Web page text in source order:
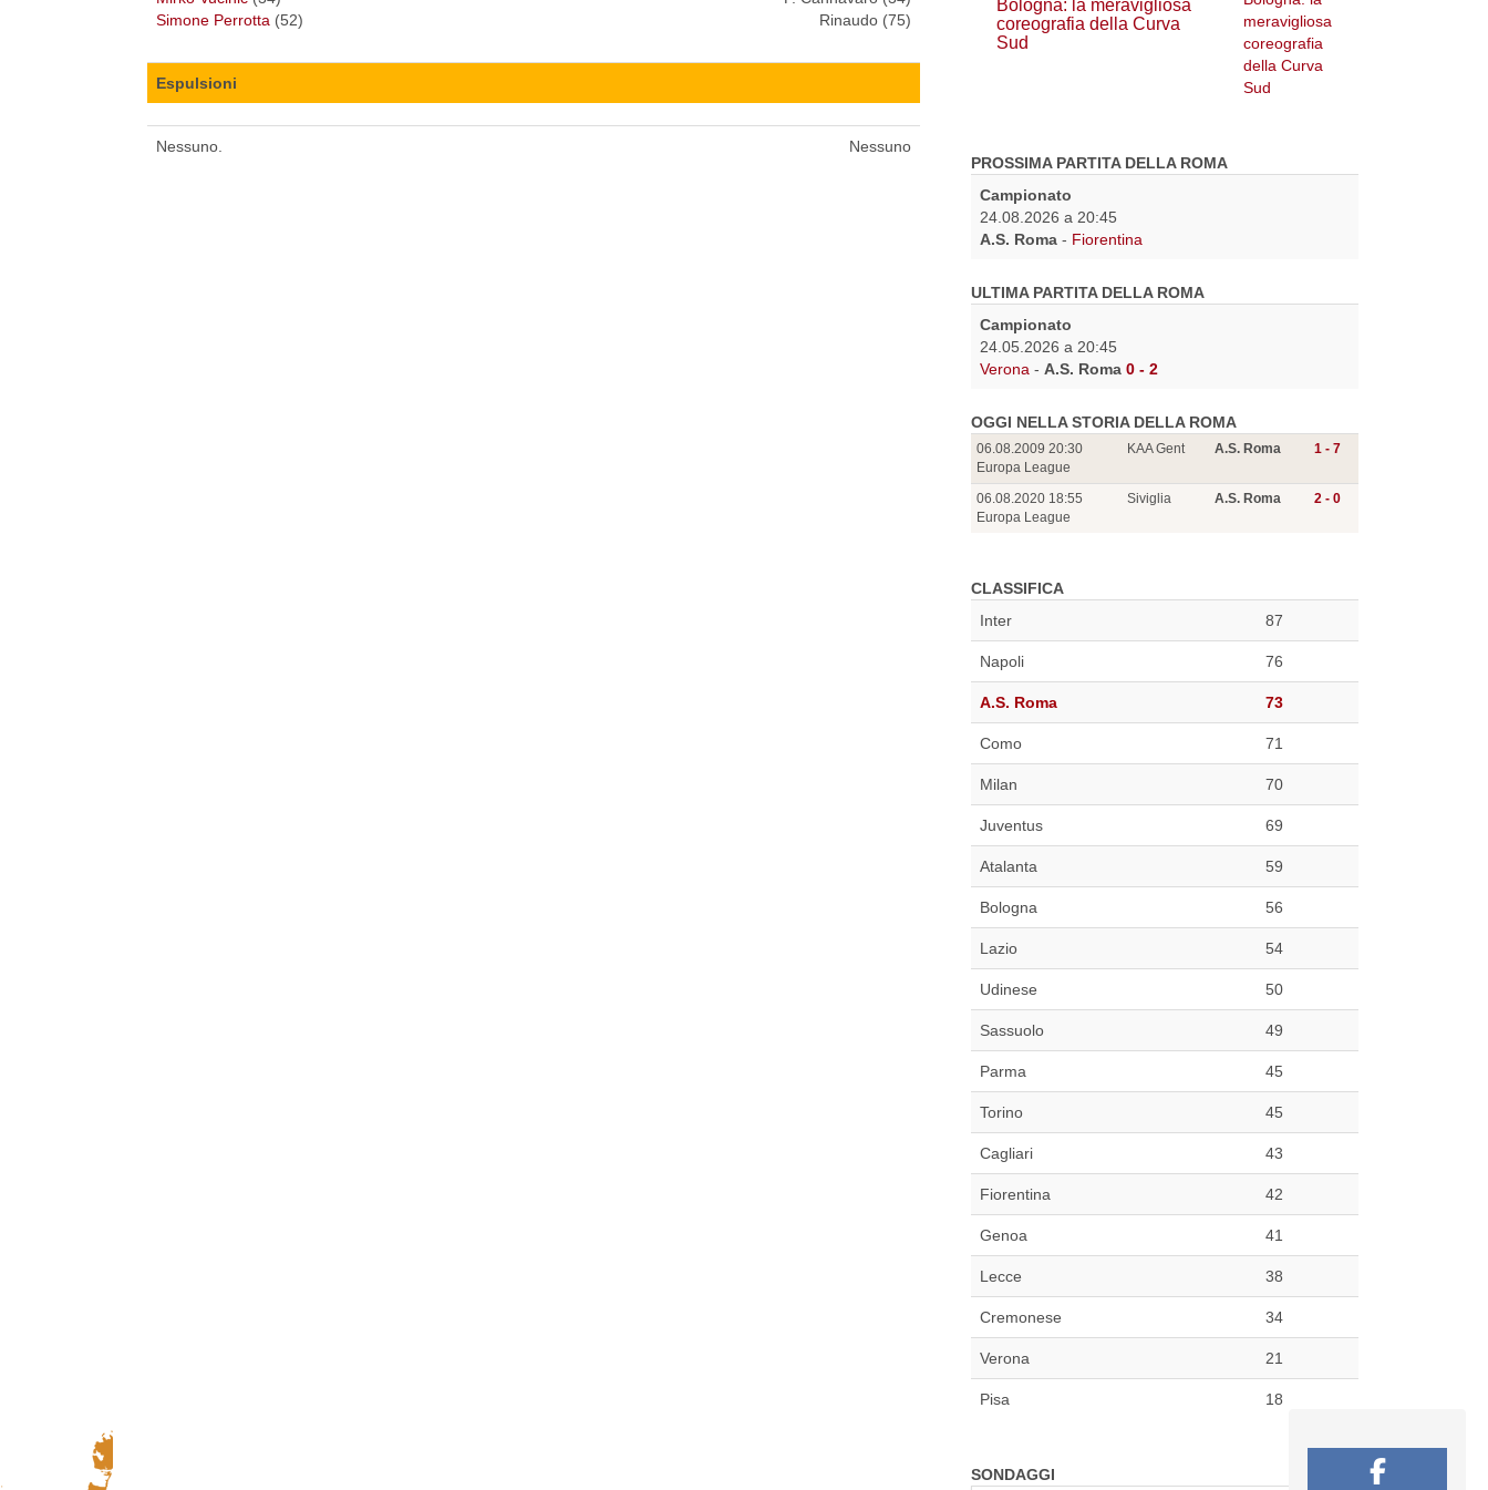
Simone Perrotta (52)
Rinaudo (75)
Espulsioni
Nessuno. Nessuno
Bologna: la meravigliosa
coreografia della Curva
Sud
PROSSIMA PARTITA DELLA ROMA
Campionato
24.08.2026 a 20:45
A.S. Roma - Fiorentina
ULTIMA PARTITA DELLA ROMA
Campionato
24.05.2026 a 20:45
Verona - A.S. Roma 0 - 2
OGGI NELLA STORIA DELLA ROMA
06.08.2009 20:30
Europa League
KAA Gent A.S. Roma 1 - 7
06.08.2020 18:55
Europa League
Siviglia A.S. Roma 2 - 0
CLASSIFICA
Inter
87
Napoli 76
A.S. Roma 73
Como 71
Milan 70
Juventus 69
Atalanta 59
Bologna 56
Lazio 54
Udinese 50
Sassuolo 49
Parma 45
Torino 45
Cagliari 43
Fiorentina 42
Genoa 41
Lecce 38
Cremonese 34
Verona 21
Pisa 18
SONDAGGI